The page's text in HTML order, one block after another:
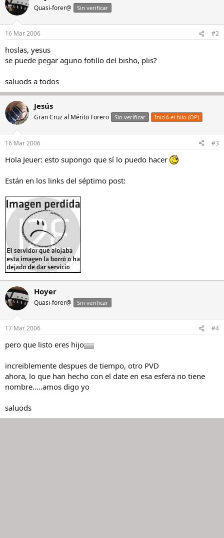
Quasi-forer@ Sin verificar
16 Mar 2006 #2
hoslas, yesus
se puede pegar aguno fotillo del bisho, plis?
saluods a todos
Jesús
Gran Cruz al Mérito Forero Sin verificar Inició el hilo (OP)
16 Mar 2006 #3
Hola Jeuer: esto supongo que sí lo puedo hacer
Están en los links del séptimo post:
Hoyer
Quasi-forer@ Sin verificar
17 Mar 2006 #4
pero que listo eres hijo¡¡¡¡¡
increiblemente despues de tiempo, otro PVD
ahora, lo que han hecho con el date en esa esfera no tiene
nombre.....amos digo yo
saluods